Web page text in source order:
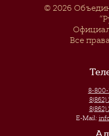
© 2026
Все
8-
E-Mail: